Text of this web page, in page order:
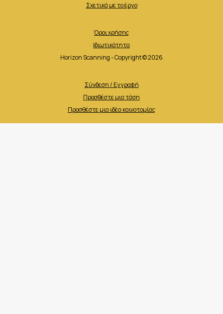
Σχετικά με το έργο
Όροι χρήσης
Ιδιωτικότητα
Horizon Scanning - Copyright © 2026
Σύνδεση / Εγγραφή
Προσθέστε μια τάση
Προσθέστε μια ιδέα καινοτομίας